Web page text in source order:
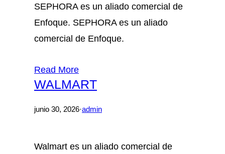
SEPHORA es un aliado comercial de
Enfoque. SEPHORA es un aliado
comercial de Enfoque.
Read More
WALMART
junio 30, 2026·admin
Walmart es un aliado comercial de